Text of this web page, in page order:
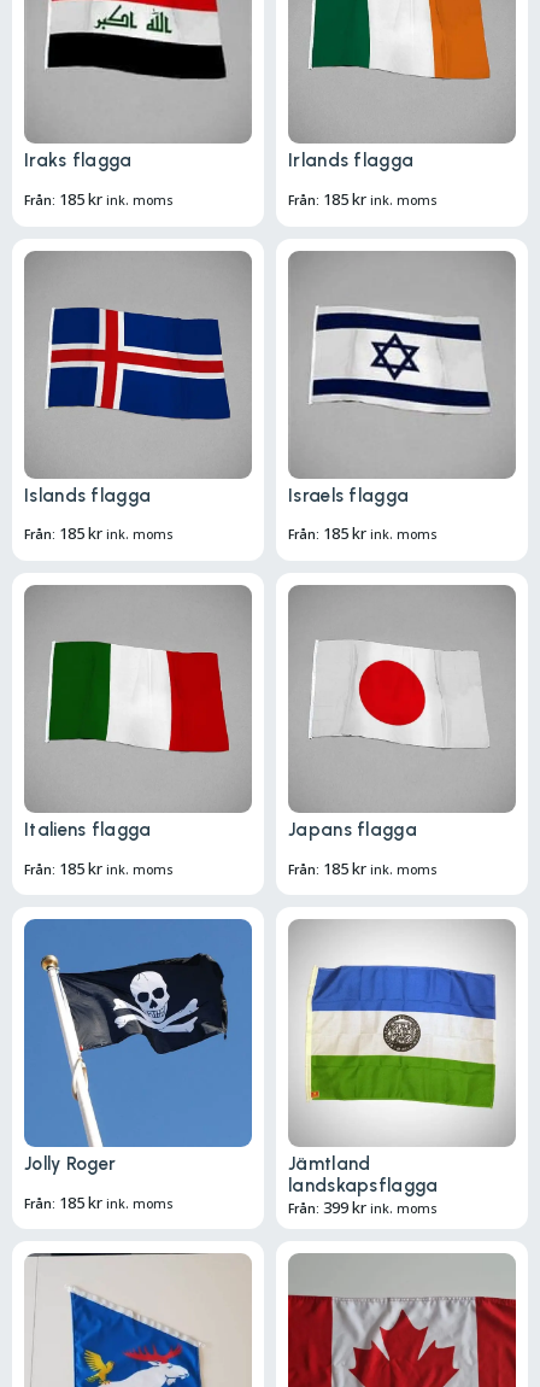
Iraks flagga
Från: 185kr ink. moms
Irlands flagga
Från: 185kr ink. moms
Islands flagga
Från: 185kr ink. moms
Israels flagga
Från: 185kr ink. moms
Italiens flagga
Från: 185kr ink. moms
Japans flagga
Från: 185kr ink. moms
Jolly Roger
Från: 185kr ink. moms
Jämtland
landskapsflagga
Från: 399kr ink. moms